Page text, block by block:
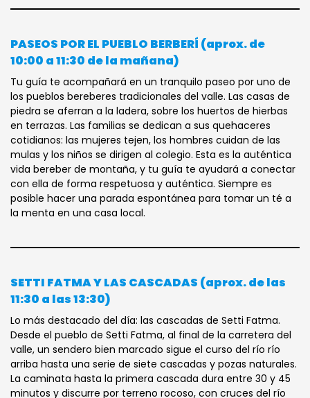
PASEOS POR EL PUEBLO BERBERÍ (aprox. de
10:00 a 11:30 de la mañana)
Tu guía te acompañará en un tranquilo paseo por uno de
los pueblos bereberes tradicionales del valle. Las casas de
piedra se aferran a la ladera, sobre los huertos de hierbas
en terrazas. Las familias se dedican a sus quehaceres
cotidianos: las mujeres tejen, los hombres cuidan de las
mulas y los niños se dirigen al colegio. Esta es la auténtica
vida bereber de montaña, y tu guía te ayudará a conectar
con ella de forma respetuosa y auténtica. Siempre es
posible hacer una parada espontánea para tomar un té a
la menta en una casa local.
SETTI FATMA Y LAS CASCADAS (aprox. de las
11:30 a las 13:30)
Lo más destacado del día: las cascadas de Setti Fatma.
Desde el pueblo de Setti Fatma, al final de la carretera del
valle, un sendero bien marcado sigue el curso del río río
arriba hasta una serie de siete cascadas y pozas naturales.
La caminata hasta la primera cascada dura entre 30 y 45
minutos y discurre por terreno rocoso, con cruces del río